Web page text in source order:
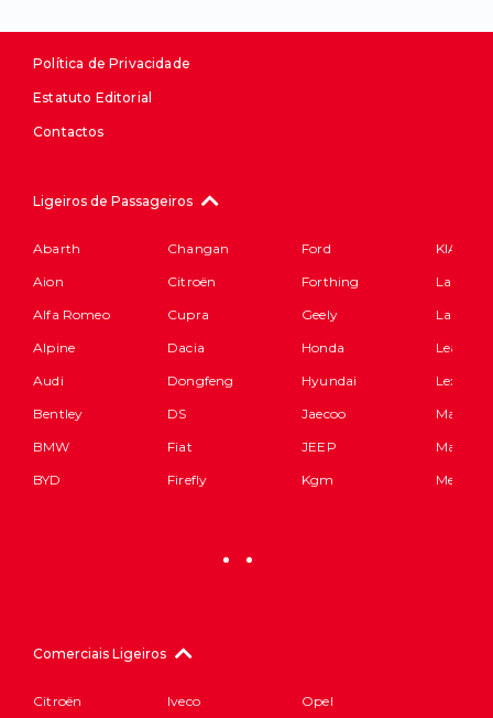
Política de Privacidade
Estatuto Editorial
Contactos
Ligeiros de Passageiros
Abarth
Aion
Alfa Romeo
Alpine
Audi
Bentley
BMW
BYD
Changan
Citroën
Cupra
Dacia
Dongfeng
DS
Fiat
Firefly
Ford
Forthing
Geely
Honda
Hyundai
Jaecoo
JEEP
Kgm
KIA
Land
Lexus
Maserati
Mazda
Comerciais Ligeiros
Citroën
Iveco
Opel